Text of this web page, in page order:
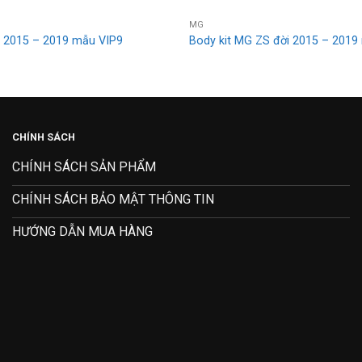
– 2019 mẫu VIP9
MG
Body kit MG ZS đời 2015 – 2019
CHÍNH SÁCH
CHÍNH SÁCH SẢN PHẨM
CHÍNH SÁCH BẢO MẬT THÔNG TIN
HƯỚNG DẪN MUA HÀNG